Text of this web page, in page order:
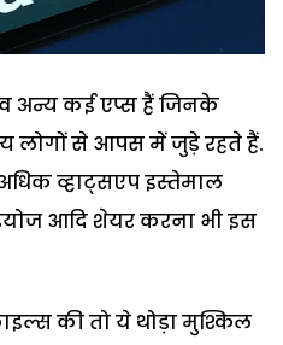
अन्य कई एप्स हैं जिनके
लोगों से आपस में जुड़े रहते हैं.
व्हाट्सएप इस्तेमाल
आदि शेयर करना भी इस
की तो ये थोड़ा मुश्किल